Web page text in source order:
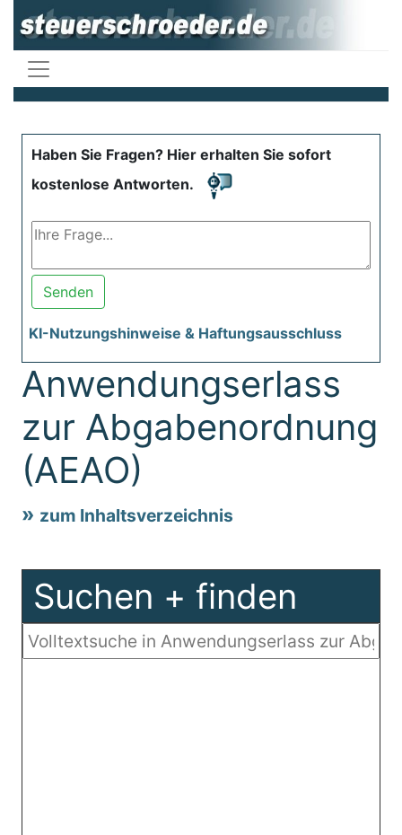
Haben Sie Fragen? Hier erhalten Sie sofort
kostenlose Antworten.
Senden
KI-Nutzungshinweise & Haftungsausschluss
Anwendungserlass
zur Abgabenordnung
(AEAO)
zum Inhaltsverzeichnis
Suchen + finden